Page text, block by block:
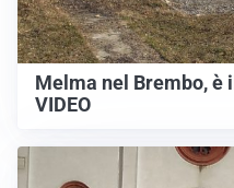
Melma nel Brembo, è
VIDEO